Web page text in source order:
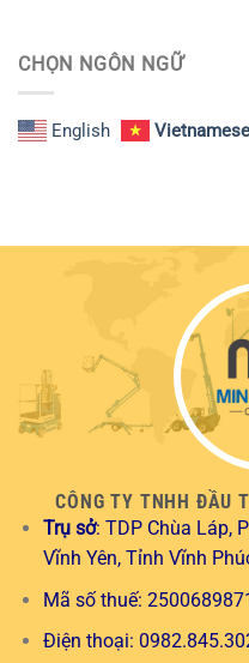
CHỌN NGÔN NGỮ
English Vietnamese
CÔNG TY TNHH ĐẦU
Trụ sở: TDP Chùa Láp,
Vĩnh Yên, Tỉnh Vĩnh
Mã số thuế:
Điện thoại: